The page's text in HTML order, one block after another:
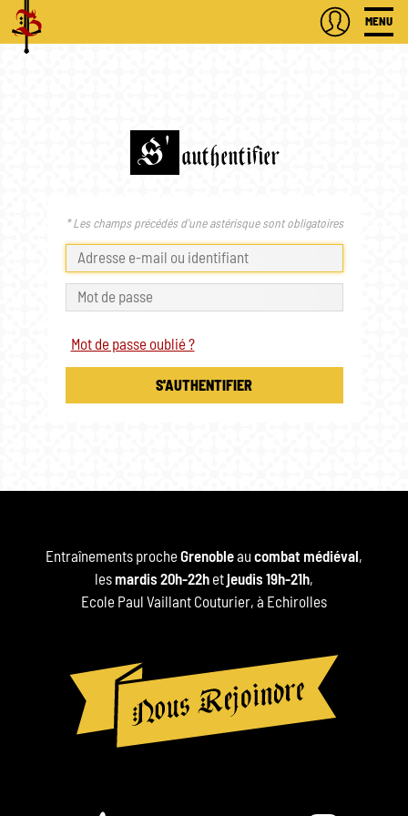
MENU
S' authentifier
* Les champs précédés d'une astérisque sont obligatoires
Mot de passe oublié ?
S'AUTHENTIFIER
Entraînements procheGrenobleau combat médiéval ,
les mardis 20h-22h etjeudis 19h-21h,
Ecole Paul Vaillant Couturier, à Echirolles